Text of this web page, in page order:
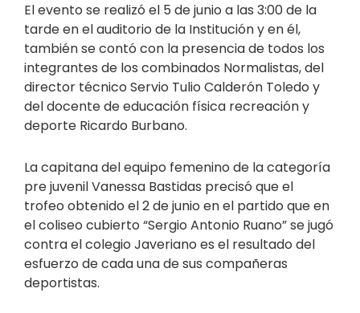
El evento se realizó el 5 de junio a las 3:00 de la
tarde en el auditorio de la Institución y en él,
también se contó con la presencia de todos los
integrantes de los combinados Normalistas, del
director técnico Servio Tulio Calderón Toledo y
del docente de educación física recreación y
deporte Ricardo Burbano.
La capitana del equipo femenino de la categoría
pre juvenil Vanessa Bastidas precisó que el
trofeo obtenido el 2 de junio en el partido que en
el coliseo cubierto “Sergio Antonio Ruano” se jugó
contra el colegio Javeriano es el resultado del
esfuerzo de cada una de sus compañeras
deportistas.